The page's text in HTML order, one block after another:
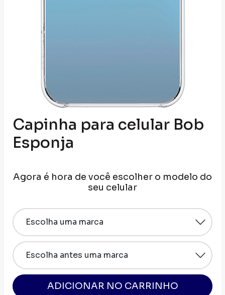
Capinha para celular Bob
Esponja
Agora é hora de você escolher o modelo do
seu celular